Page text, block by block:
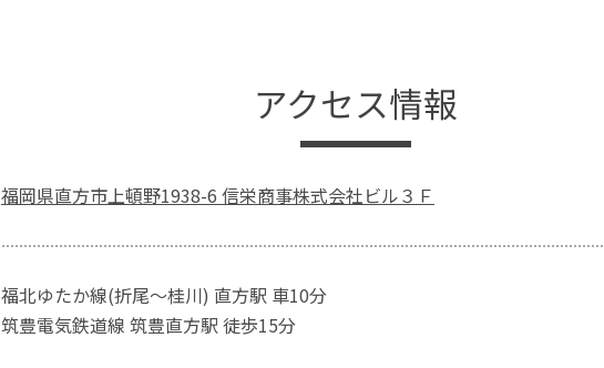
アクセス情報
福岡県直方市上頓野1938-6 信栄商事株式会社ビル３Ｆ
福北ゆたか線(折尾～桂川) 直方駅 車10分
筑豊電気鉄道線 筑豊直方駅 徒歩15分